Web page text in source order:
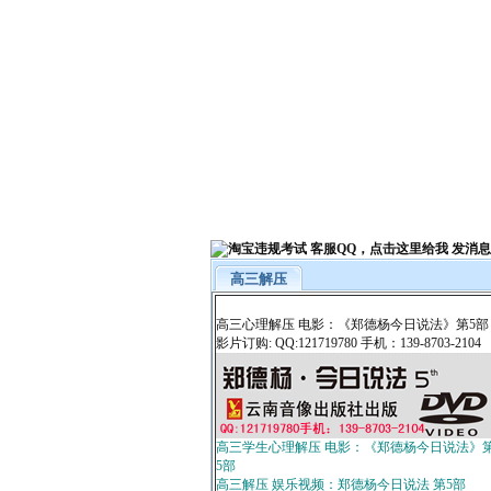
高三解压
高三心理解压 电影：《郑德杨今日说法》第5部
影片订购: QQ:121719780 手机：139-8703-2104
高三学生心理解压 电影：《郑德杨今日说法》
5部
高三解压 娱乐视频：郑德杨今日说法 第5部